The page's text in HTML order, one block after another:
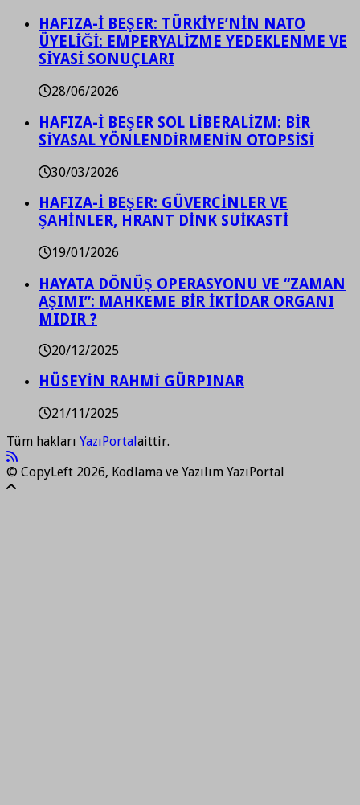
HAFIZA-İ BEŞER: TÜRKİYE’NİN NATO
ÜYELİĞİ: EMPERYALİZME YEDEKLENME VE
SİYASİ SONUÇLARI
28/06/2026
HAFIZA-İ BEŞER SOL LİBERALİZM: BİR
SİYASAL YÖNLENDİRMENİN OTOPSİSİ
30/03/2026
HAFIZA-İ BEŞER: GÜVERCİNLER VE
ŞAHİNLER, HRANT DİNK SUİKASTİ
19/01/2026
HAYATA DÖNÜŞ OPERASYONU VE “ZAMAN
AŞIMI”: MAHKEME BİR İKTİDAR ORGANI
MIDIR ?
20/12/2025
HÜSEYİN RAHMİ GÜRPINAR
21/11/2025
Tüm hakları YazıPortalaittir.
© CopyLeft 2026, Kodlama ve Yazılım YazıPortal